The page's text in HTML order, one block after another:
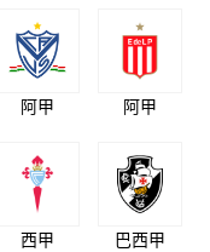
阿甲 阿甲
西甲 巴西甲